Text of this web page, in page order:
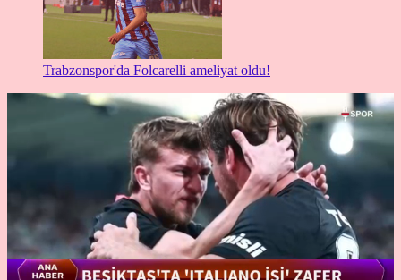
Trabzonspor'da Folcarelli ameliyat oldu!